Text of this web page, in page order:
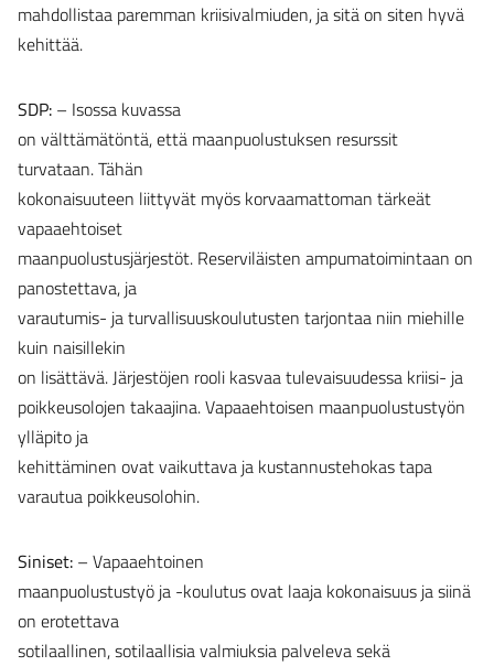
mahdollistaa paremman kriisivalmiuden, ja sitä on siten hyvä
kehittää.
SDP: – Isossa kuvassa
on välttämätöntä, että maanpuolustuksen resurssit
turvataan. Tähän
kokonaisuuteen liittyvät myös korvaamattoman tärkeät
vapaaehtoiset
maanpuolustusjärjestöt. Reserviläisten ampumatoimintaan on
panostettava, ja
varautumis- ja turvallisuuskoulutusten tarjontaa niin miehille
kuin naisillekin
on lisättävä. Järjestöjen rooli kasvaa tulevaisuudessa kriisi- ja
poikkeusolojen takaajina. Vapaaehtoisen maanpuolustustyön
ylläpito ja
kehittäminen ovat vaikuttava ja kustannustehokas tapa
varautua poikkeusolohin.
Siniset: – Vapaaehtoinen
maanpuolustustyö ja -koulutus ovat laaja kokonaisuus ja siinä
on erotettava
sotilaallinen, sotilaallisia valmiuksia palveleva sekä